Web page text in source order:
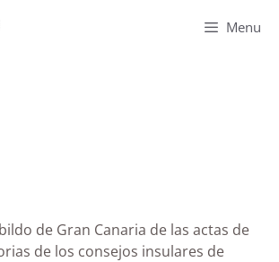
Menu
de Gran Canaria de las actas de
de los consejos insulares de